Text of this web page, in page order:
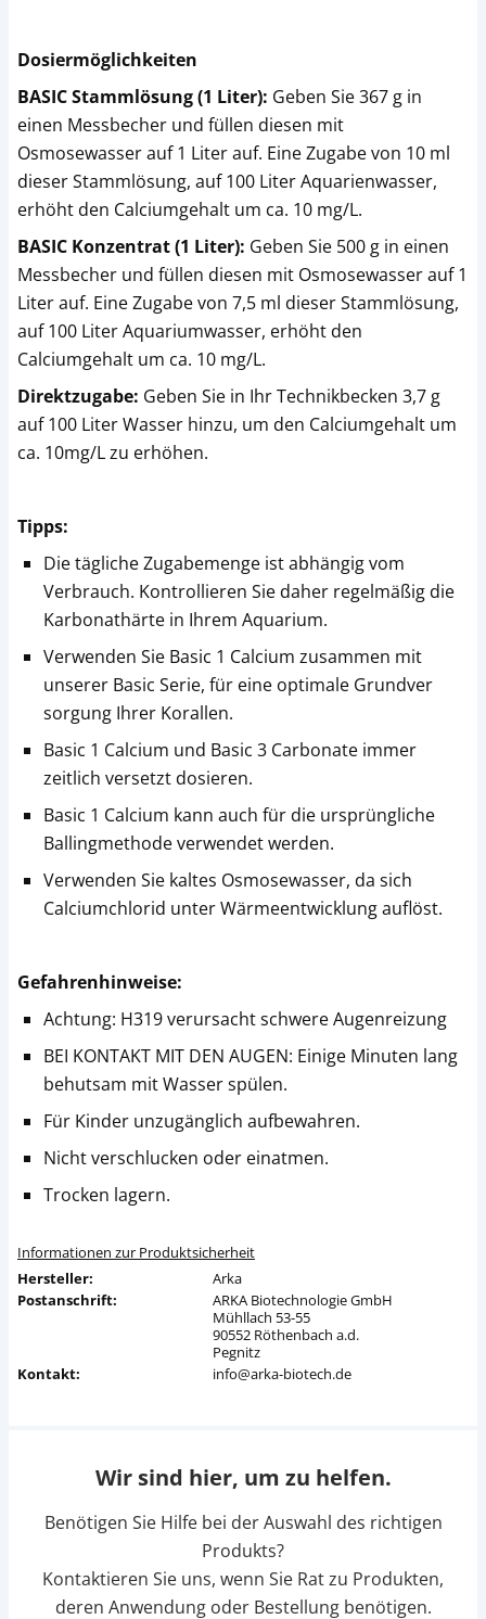
Dosiermöglichkeiten
BASIC Stammlösung (1 Liter): Geben Sie 367 g in
einen Messbecher und füllen diesen mit
Osmosewasser auf 1 Liter auf. Eine Zugabe von 10 ml
dieser Stammlösung, auf 100 Liter Aquarienwasser,
erhöht den Calciumgehalt um ca. 10 mg/L.
BASIC Konzentrat (1 Liter): Geben Sie 500 g in einen
Messbecher und füllen diesen mit Osmosewasser auf 1
Liter auf. Eine Zugabe von 7,5 ml dieser Stammlösung,
auf 100 Liter Aquariumwasser, erhöht den
Calciumgehalt um ca. 10 mg/L.
Direktzugabe: Geben Sie in Ihr Technikbecken 3,7 g
auf 100 Liter Wasser hinzu, um den Calciumgehalt um
ca. 10mg/L zu erhöhen.
Tipps:
Die tägliche Zugabemenge ist abhängig vom
Verbrauch. Kontrollieren Sie daher regelmäßig die
Karbonathärte in Ihrem Aquarium.
Verwenden Sie Basic 1 Calcium zusammen mit
unserer Basic Serie, für eine optimale Grundver
sorgung Ihrer Korallen.
Basic 1 Calcium und Basic 3 Carbonate immer
zeitlich versetzt dosieren.
Basic 1 Calcium kann auch für die ursprüngliche
Ballingmethode verwendet werden.
Verwenden Sie kaltes Osmosewasser, da sich
Calciumchlorid unter Wärmeentwicklung auflöst.
Gefahrenhinweise:
Achtung: H319 verursacht schwere Augenreizung
BEI KONTAKT MIT DEN AUGEN: Einige Minuten lang
behutsam mit Wasser spülen.
Für Kinder unzugänglich aufbewahren.
Nicht verschlucken oder einatmen.
Trocken lagern.
Informationen zur Produktsicherheit
Hersteller:
Arka
Postanschrift:
ARKA Biotechnologie GmbH
Mühllach 53-55
90552 Röthenbach a.d.
Pegnitz
Kontakt:
info@arka-biotech.de
Wir sind hier, um zu helfen.
Benötigen Sie Hilfe bei der Auswahl des richtigen
Produkts?
Kontaktieren Sie uns, wenn Sie Rat zu Produkten,
deren Anwendung oder Bestellung benötigen.